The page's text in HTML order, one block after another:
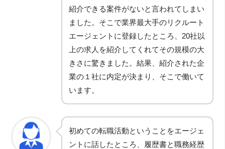
紹介できる案件がないと言われてしまい
ました。そこで業界最大手のリクルート
エージェントに登録したところ、20社以
上の求人を紹介してくれてその規模の大
きさに驚きました。結果、紹介された企
業の１社に内定が決まり、そこで働いて
います。
初めての転職活動ということをエージェ
ントに話したところ、履歴書と職務経歴